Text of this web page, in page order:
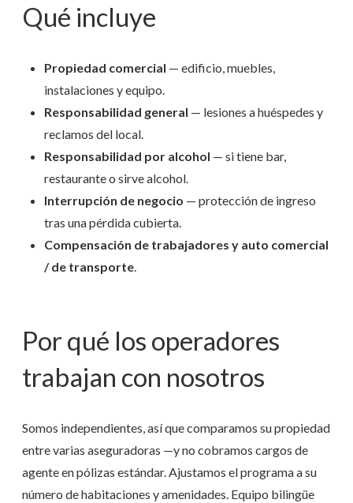
Qué incluye
Propiedad comercial — edificio, muebles,
instalaciones y equipo.
Responsabilidad general — lesiones a huéspedes y
reclamos del local.
Responsabilidad por alcohol — si tiene bar,
restaurante o sirve alcohol.
Interrupción de negocio — protección de ingreso
tras una pérdida cubierta.
Compensación de trabajadores y auto comercial
/ de transporte.
Por qué los operadores
trabajan con nosotros
Somos independientes, así que comparamos su propiedad
entre varias aseguradoras —y no cobramos cargos de
agente en pólizas estándar. Ajustamos el programa a su
número de habitaciones y amenidades. Equipo bilingüe